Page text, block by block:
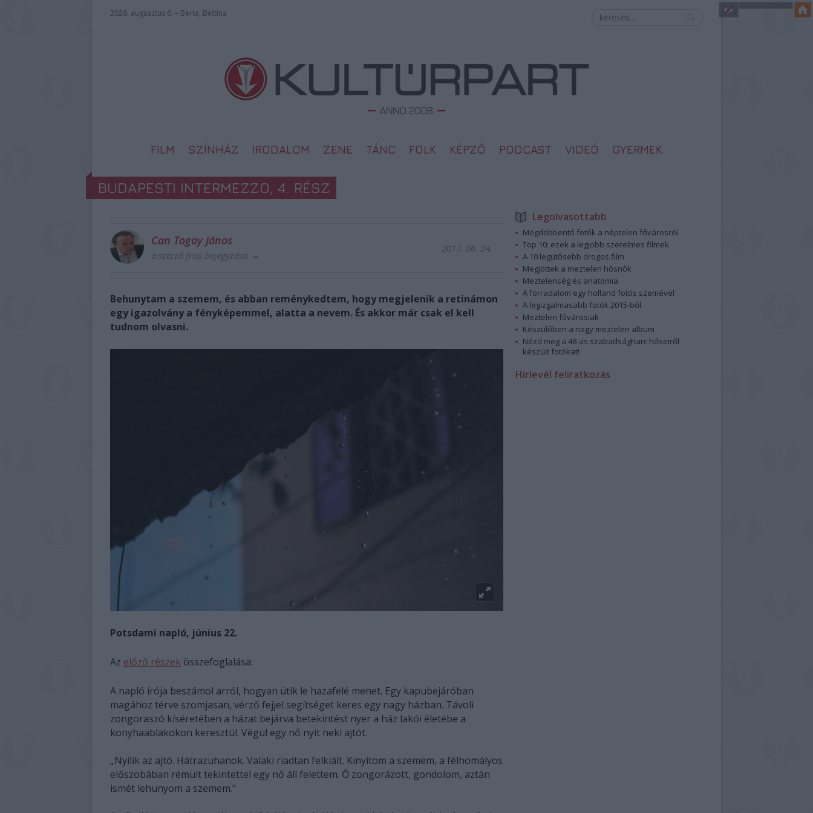
2026. augusztus 6. – Berta, Bettina
FILM SZÍNHÁZ IRODALOM ZENE TÁNC FOLK KÉPZŐ PODCAST VIDEÓ GYERMEK
BUDAPESTI INTERMEZZO, 4. RÉSZ
Can Togay János
a szerző friss bejegyzései
2017. 06. 24.
Behunytam a szemem, és abban reménykedtem, hogy megjelenik a retinámon
egy igazolvány a fényképemmel, alatta a nevem. És akkor már csak el kell
tudnom olvasni.
Potsdami napló, június 22.
Az előző részek összefoglalása:
A napló írója beszámol arról, hogyan ütik le hazafelé menet. Egy kapubejáróban
magához térve szomjasan, vérző fejjel segítséget keres egy nagy házban. Távoli
zongoraszó kíséretében a házat bejárva betekintést nyer a ház lakói életébe a
konyhaablakokon keresztül. Végül egy nő nyit neki ajtót.
„Nyílik az ajtó. Hátrazuhanok. Valaki riadtan felkiált. Kinyitom a szemem, a félhomályos
előszobában rémült tekintettel egy nő áll felettem. Ő zongorázott, gondolom, aztán
ismét lehunyom a szemem.“
Legolvasottabb
Megdöbbentő fotók a néptelen fővárosról
Top 10: ezek a legjobb szerelmes filmek
A 10 legütősebb drogos film
Megjöttek a meztelen hősnők
Meztelenség és anatómia
A forradalom egy holland fotós szemével
A legizgalmasabb fotók 2015-ből
Meztelen fővárosiak
Készülőben a nagy meztelen album
Nézd meg a 48-as szabadságharc hőseiről
készült fotókat!
Hírlevél feliratkozás